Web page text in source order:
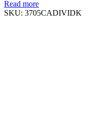
Read more
SKU: 3705CADIVIDK